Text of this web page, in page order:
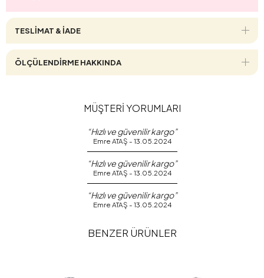
TESLİMAT & İADE
ÖLÇÜLENDİRME HAKKINDA
MÜŞTERİ YORUMLARI
“Hızlı ve güvenilir kargo”
Emre ATAŞ - 13.05.2024
“Hızlı ve güvenilir kargo”
Emre ATAŞ - 13.05.2024
“Hızlı ve güvenilir kargo”
Emre ATAŞ - 13.05.2024
BENZER ÜRÜNLER